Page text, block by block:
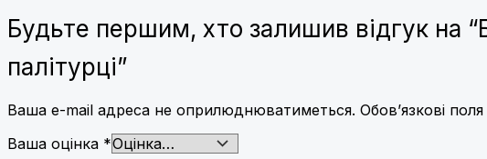
Будьте першим, хто залишив відгук на
палітурці”
Ваша e-mail адреса не оприлюднюватиметься. Обов’язкові
Ваша оцінка *